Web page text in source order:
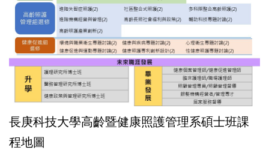
長庚科技大學高齡暨健康照護管理系碩士班課
程地圖